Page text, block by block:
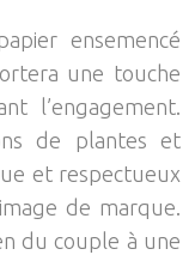
ensemencé
une touche
l’engagement.
de plantes et
et respectueux
de marque.
du couple à une